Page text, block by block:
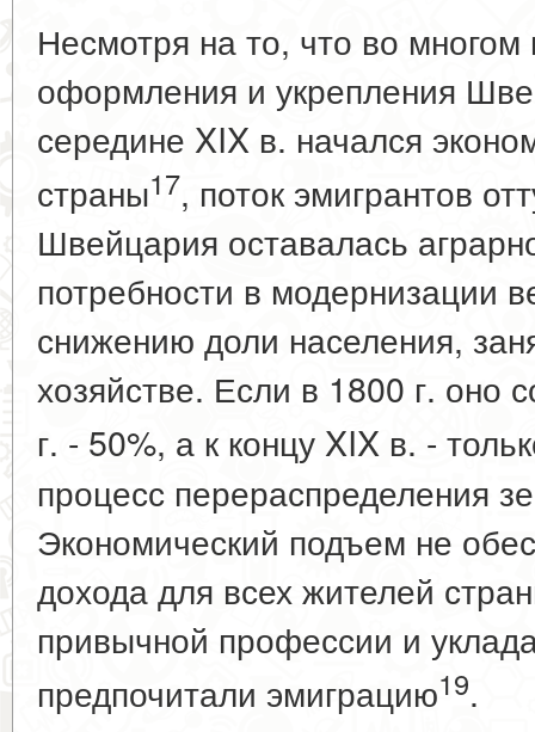
Несмотря на то, что во
оформления и укрепления
середине XIX в. начался
страны17, поток эмигрантов
Швейцария оставалась
потребности в модернизации
снижению доли населения,
хозяйстве. Если в 1800 г. оно
г. - 50%, а к концу XIX в. -
процесс перераспределения
Экономический подъем не
дохода для всех жителей
привычной профессии и
предпочитали эмиграцию19.